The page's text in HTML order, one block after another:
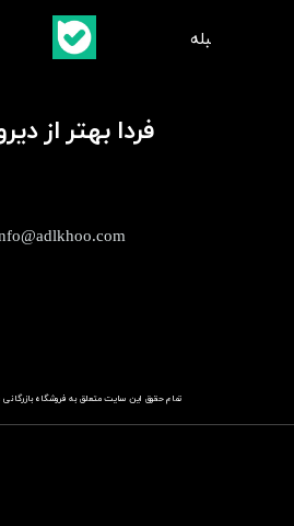
تمام حقوق این سایت متعلق به فروشگاه
فردا بهتر از
​بلبله​​​​​​​بله